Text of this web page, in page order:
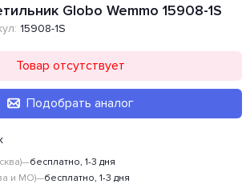
Globo Wemmo 15908-1S
15908-1S
Товар отсутствует
Подобрать аналог
—бесплатно, 1-3 дня
и МО)—бесплатно, 1-3 дня